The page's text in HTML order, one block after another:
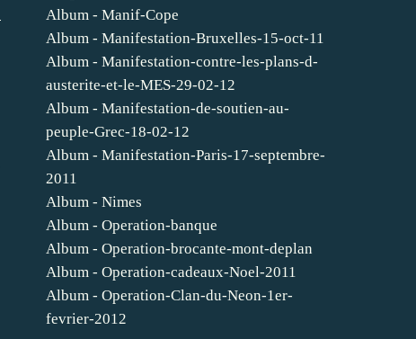
Album - Manif-Cope
Album - Manifestation-Bruxelles-15-oct-11
Album - Manifestation-contre-les-plans-d-
austerite-et-le-MES-29-02-12
Album - Manifestation-de-soutien-au-
peuple-Grec-18-02-12
Album - Manifestation-Paris-17-septembre-
2011
Album - Nimes
Album - Operation-banque
Album - Operation-brocante-mont-deplan
Album - Operation-cadeaux-Noel-2011
Album - Operation-Clan-du-Neon-1er-
fevrier-2012